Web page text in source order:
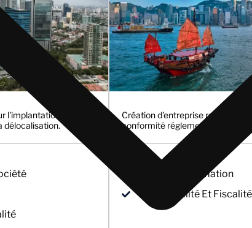
l'implantation sur le
délocalisation.
Création d'entreprise rapide et
conformité réglementaire
Company Formation
Comptabilité Et Fiscalité